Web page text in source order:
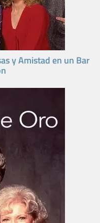
y Amistad en un Bar